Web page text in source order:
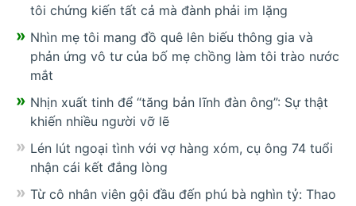
tôi chứng kiến tất cả mà đành phải im lặng
Nhìn mẹ tôi mang đồ quê lên biếu thông gia và
phản ứng vô tư của bố mẹ chồng làm tôi trào nước
mắt
Nhịn xuất tinh để “tăng bản lĩnh đàn ông”: Sự thật
khiến nhiều người vỡ lẽ
Lén lút ngoại tình với vợ hàng xóm, cụ ông 74 tuổi
nhận cái kết đắng lòng
Từ cô nhân viên gội đầu đến phú bà nghìn tỷ: Thao